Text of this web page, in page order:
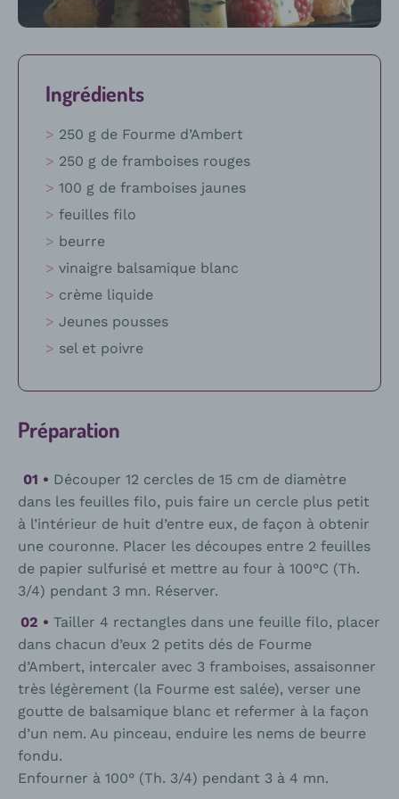
recette
Ingrédients
250 g de Fourme d’Ambert
250 g de framboises rouges
100 g de framboises jaunes
feuilles filo
beurre
vinaigre balsamique blanc
crème liquide
Jeunes pousses
sel et poivre
Préparation
Découper 12 cercles de 15 cm de diamètre
dans les feuilles filo, puis faire un cercle plus petit
à l’intérieur de huit d’entre eux, de façon à obtenir
une couronne. Placer les découpes entre 2 feuilles
de papier sulfurisé et mettre au four à 100°C (Th.
3/4) pendant 3 mn. Réserver.
Tailler 4 rectangles dans une feuille filo, placer
dans chacun d’eux 2 petits dés de Fourme
d’Ambert, intercaler avec 3 framboises, assaisonner
très légèrement (la Fourme est salée), verser une
goutte de balsamique blanc et refermer à la façon
d’un nem. Au pinceau, enduire les nems de beurre
fondu.
Enfourner à 100° (Th. 3/4) pendant 3 à 4 mn.